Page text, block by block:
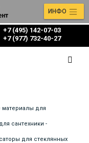
+7 (495) 142-07-03
‎‎+7 (977) 732-40-27
ИНФО
материалы для
сантехники -
для стеклянных